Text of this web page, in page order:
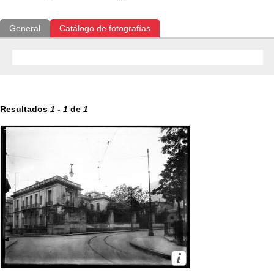
General Catálogo de fotografías
Resultados 1 - 1 de 1